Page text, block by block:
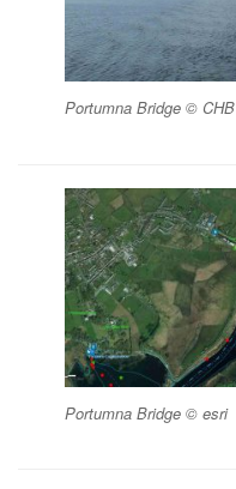
Portumna Bridge © CHB
Portumna Bridge © esri